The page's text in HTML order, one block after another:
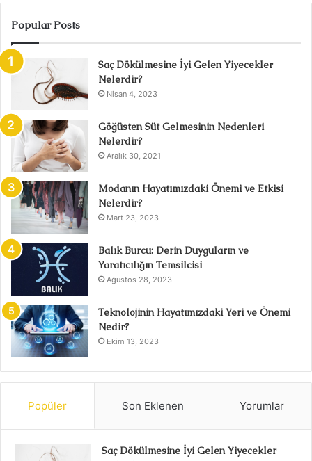
Popular Posts
Saç Dökülmesine İyi Gelen Yiyecekler
Nelerdir?
Nisan 4, 2023
Göğüsten Süt Gelmesinin Nedenleri
Nelerdir?
Aralık 30, 2021
Modanın Hayatımızdaki Önemi ve Etkisi
Nelerdir?
Mart 23, 2023
Balık Burcu: Derin Duyguların ve
Yaratıcılığın Temsilcisi
Ağustos 28, 2023
Teknolojinin Hayatımızdaki Yeri ve Önemi
Nedir?
Ekim 13, 2023
Popüler Son Eklenen Yorumlar
Saç Dökülmesine İyi Gelen Yiyecekler